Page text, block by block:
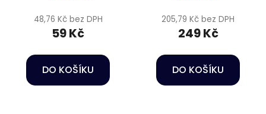
48,76 Kč bez DPH
59 Kč
DO KOŠÍKU
205,79 Kč bez DPH
249 Kč
DO KOŠÍKU